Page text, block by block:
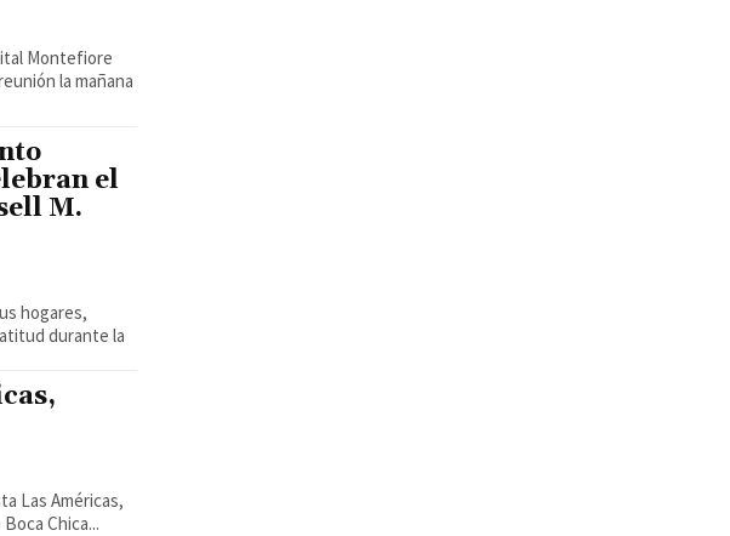
Montefiore
la mañana
el
M.
hogares,
durante la
Chica...